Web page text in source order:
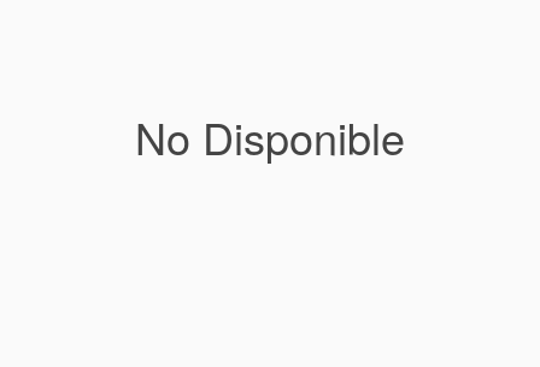
No Disponible